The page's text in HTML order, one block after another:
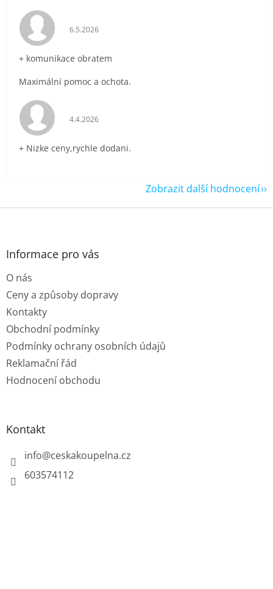
Hodnocení obchodu je 5 z 5 hvězdiček.
6.5.2026
+ komunikace obratem
Maximální pomoc a ochota.
Hodnocení obchodu je 5 z 5 hvězdiček.
4.4.2026
+ Nizke ceny,rychle dodani.
Zobrazit další hodnocení
Z
Informace pro vás
O nás
Ceny a způsoby dopravy
Kontakty
Obchodní podmínky
Podmínky ochrany osobních údajů
Reklamační řád
Hodnocení obchodu
Kontakt
info@ceskakoupelna.cz
603574112